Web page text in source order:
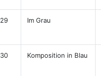
29 Im Grau
30 Komposition in Blau